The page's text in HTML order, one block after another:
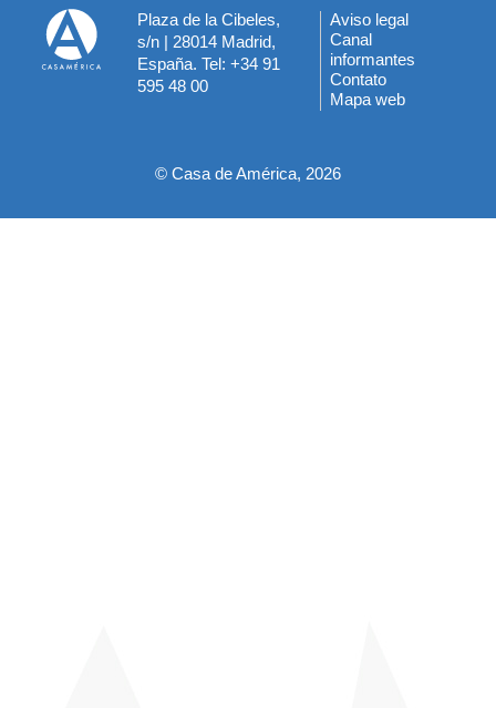
Plaza de la Cibeles,
s/n | 28014 Madrid,
España. Tel: +34 91
595 48 00
Menú
del
pie
Aviso legal
Canal
informantes
Contato
Mapa web
© Casa de América, 2026